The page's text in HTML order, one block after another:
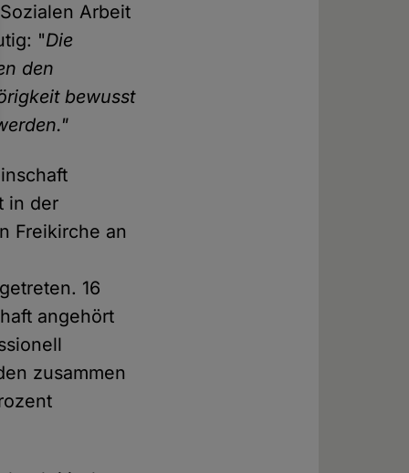
Arbeit
"Die
den
bewusst
in der
Freikirche an
16
angehört
zusammen